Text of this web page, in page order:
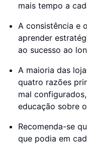
mais tempo a
A consistência e
aprender
ao sucesso ao
A maioria das
quatro razões
mal
educação sobre
Recomenda-se
que podia em